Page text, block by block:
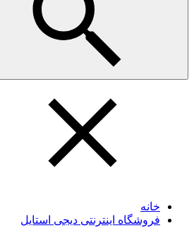
خانه
فروشگاه اینترنتی دیجی استایل